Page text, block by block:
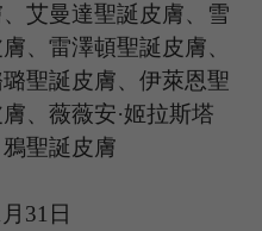
艾曼達聖誕皮膚、雪
、雷澤頓聖誕皮膚、
聖誕皮膚、伊萊恩聖
、薇薇安·姬拉斯塔
鴉聖誕皮膚
31 日